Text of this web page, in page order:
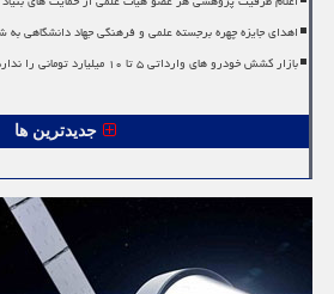
اهدای جایزه چهره برجسته علمی و فرهنگی جهاد دانشگاهی به
بازار کشش خودرو های وارداتی ۵ تا ۱۰ میلیارد تومانی را ندارد
جدیدترین ها